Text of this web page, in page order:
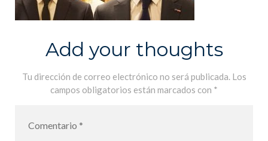
Add your thoughts
Tu dirección de correo electrónico no será publicada. Los
campos obligatorios están marcados con *